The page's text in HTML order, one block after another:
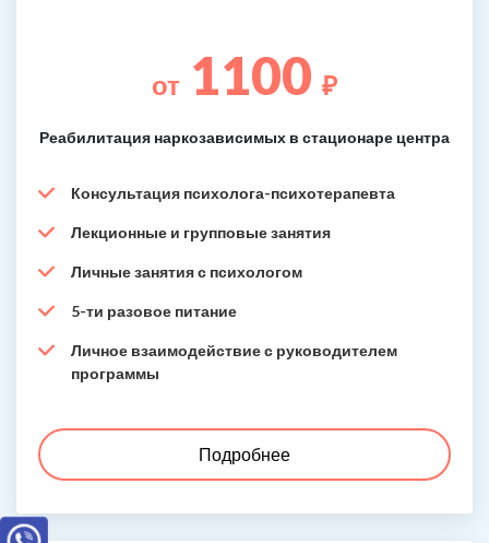
от 1100 ₽
Реабилитация наркозависимых в стационаре центра
Консультация психолога-психотерапевта
Лекционные и групповые занятия
Личные занятия с психологом
5-ти разовое питание
Личное взаимодействие с руководителем
программы
Подробнее